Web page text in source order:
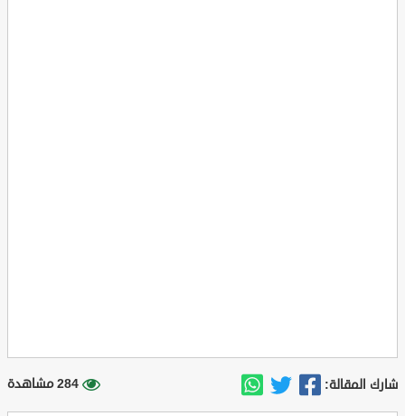
شارك المقالة: 284 مشاهدة